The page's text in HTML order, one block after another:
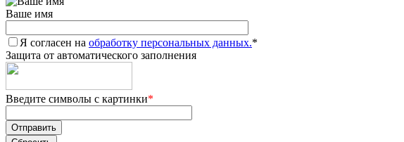
Ваше имя
Я согласен на обработку персональных данных.*
Защита от автоматического заполнения
Введите символы с картинки*